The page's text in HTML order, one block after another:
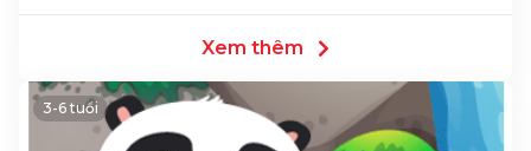
Xem thêm
3-6 tuổi